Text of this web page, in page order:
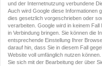
und der Internetnutzung verbundene
Auch wird Google diese Informationen
dies gesetzlich vorgeschrieben oder
verarbeiten. Google wird in keinem
in Verbindung bringen. Sie können die
entsprechende Einstellung Ihrer
darauf hin, dass Sie in diesem Fall
Website voll umfänglich nutzen
Sie sich mit der Bearbeitung der über